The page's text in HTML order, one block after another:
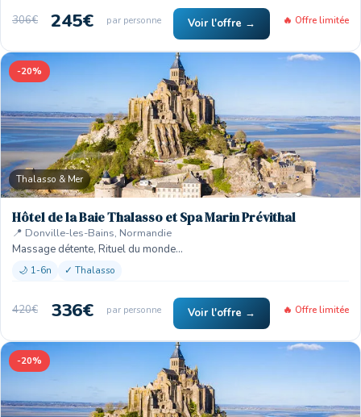
306€ 245€ par personne Voir l'offre → 🔥 Offre limitée
-20%
Thalasso & Mer
Hôtel de la Baie Thalasso et Spa Marin Prévithal
📍 Donville-les-Bains, Normandie
Massage détente, Rituel du monde…
🌙 1-6n ✓ Thalasso
420€ 336€ par personne Voir l'offre → 🔥 Offre limitée
-20%